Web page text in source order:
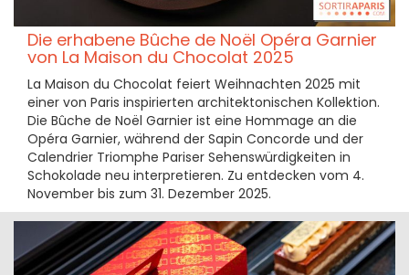
Die erhabene Bûche de Noël Opéra Garnier
von La Maison du Chocolat 2025
La Maison du Chocolat feiert Weihnachten 2025 mit
einer von Paris inspirierten architektonischen Kollektion.
Die Bûche de Noël Garnier ist eine Hommage an die
Opéra Garnier, während der Sapin Concorde und der
Calendrier Triomphe Pariser Sehenswürdigkeiten in
Schokolade neu interpretieren. Zu entdecken vom 4.
November bis zum 31. Dezember 2025.